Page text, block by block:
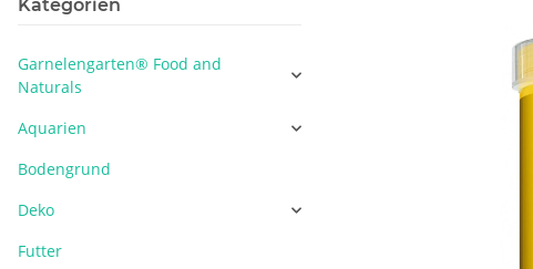
Kategorien
Garnelengarten® Food and
Naturals
Aquarien
Bodengrund
Deko
Futter